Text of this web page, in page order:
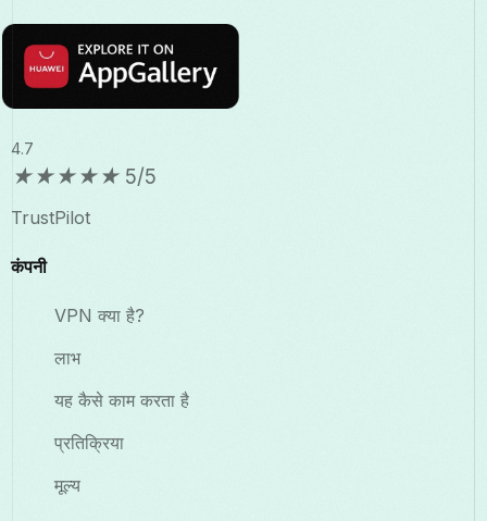
4.7
★★★★★ 5/5
TrustPilot
कंपनी
VPN क्या है?
लाभ
यह कैसे काम करता है
प्रतिक्रिया
मूल्य